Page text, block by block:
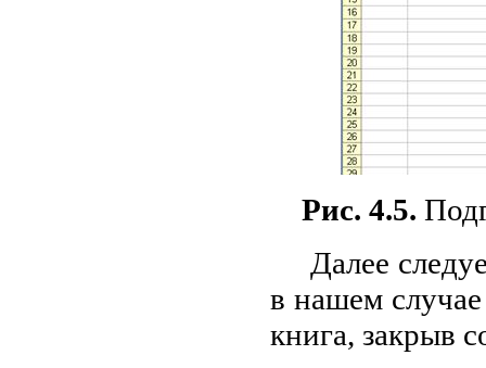
Рис. 4.5.
Далее
в нашем
книга, закрыв